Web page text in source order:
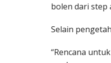
bolen dari step
Selain
“Rencana